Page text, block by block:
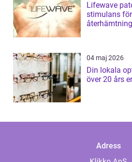
Lifewave patches
stimulans
återhämtning
04 maj 2026
Din lokala
över 20 års
Adress